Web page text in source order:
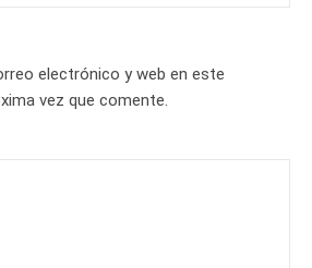
electrónico y web en este
vez que comente.